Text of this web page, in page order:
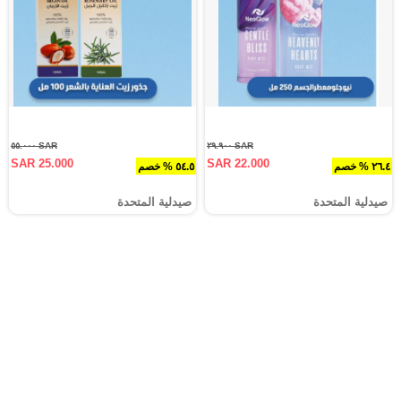
٢٦.٤ % خصم
SAR ٢٩.٩٠٠
SAR 22.000
صيدلية المتحدة
٥٤.٥ % خصم
SAR ٥٥.٠٠٠
SAR 25.000
صيدلية المتحدة